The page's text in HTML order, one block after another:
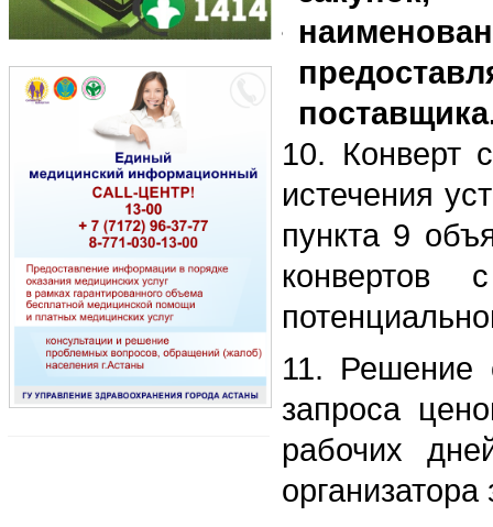
10. Конверт
истечения
пункта 9
конвертов
11. Решение
запроса
рабочих
организатора